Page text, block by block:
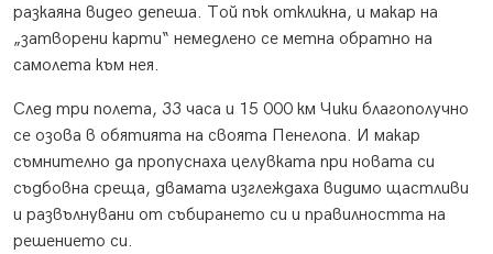
разкаяна видео депеша. Той пък откликна, и макар на
„затворени карти“ немедлено се метна обратно на
самолета към нея.
След три полета, 33 часа и 15 000 км Чики благополучно
се озова в обятията на своята Пенелопа. И макар
съмнително да пропуснаха целувката при новата си
съдбовна среща, двамата изглеждаха видимо щастливи
и развълнувани от събирането си и правилността на
решението си.